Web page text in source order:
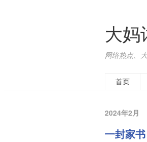
大妈
网络热点、
首页
2024年2月
一封家书